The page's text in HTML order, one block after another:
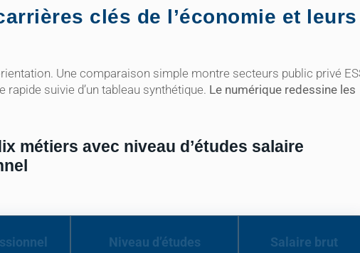
clés de l’économie et leurs
Une comparaison simple montre secteurs public privé
suivie d’un tableau synthétique. Le numérique redessine les
métiers avec niveau d’études salaire
Niveau d’études
Salaire brut